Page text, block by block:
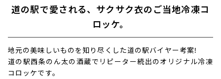
道の駅で愛される、サクサク衣のご当地冷凍コ
ロッケ。
地元の美味しいものを知り尽くした道の駅バイヤー考案!
道の駅西条のん太の酒蔵でリピーター続出のオリジナル冷凍
コロッケです。